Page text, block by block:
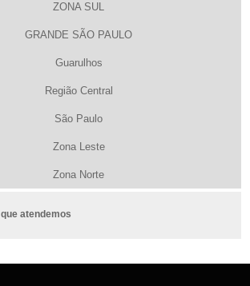
ZONA SUL
GRANDE SÃO PAULO
Guarulhos
Região Central
São Paulo
Zona Leste
Zona Norte
atendemos